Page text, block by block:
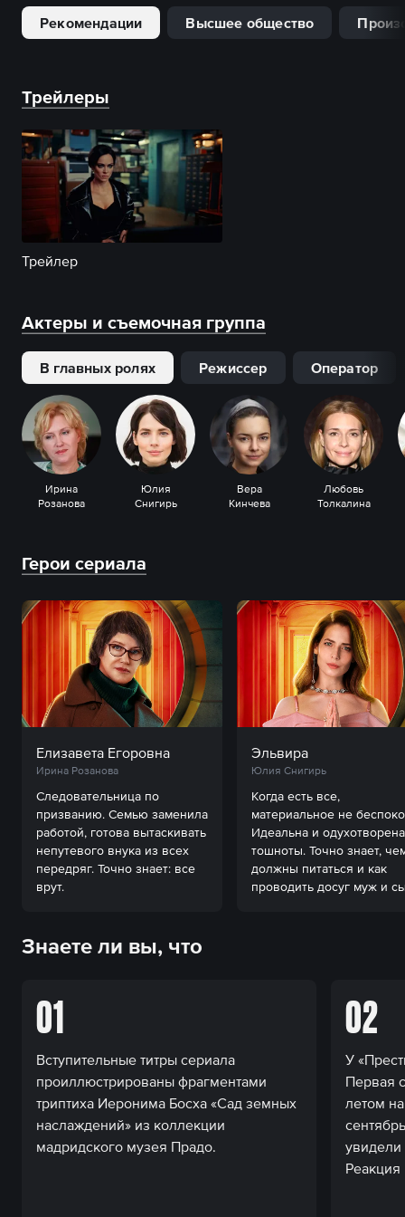
Рекомендации Высшее общество
Трейлеры
Трейлер
Актеры и съемочная группа
В главных ролях Режиссер Оператор
Ирина
Розанова
Юлия
Снигирь
Вера
Кинчева
Любовь
Толкалина
Герои сериала
Елизавета Егоровна
Ирина Розанова
Следовательница по
призванию. Семью заменила
работой, готова вытаскивать
непутевого внука из всех
передряг. Точно знает: все
врут.
Эльвира
Юлия Снигирь
Когда есть все,
материальное не
Идеальна и
тошноты. Точно знает,
должны питаться и как
проводить досуг муж и
Знаете ли вы, что
01
Вступительные титры сериала
проиллюстрированы фрагментами
триптиха Иеронима Босха «Сад земных
наслаждений» из коллекции
мадридского музея Прадо.
02
У
Первая
летом
увидели
Реакция